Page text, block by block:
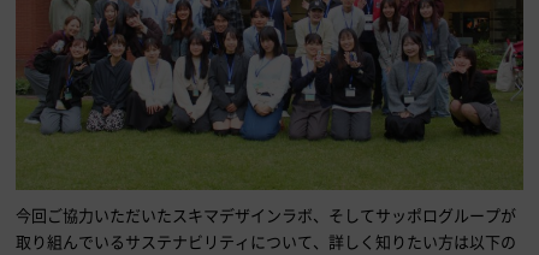
今回ご協力いただいたスキマデザインラボ、そしてサッポログループが
取り組んでいるサステナビリティについて、詳しく知りたい方は以下の